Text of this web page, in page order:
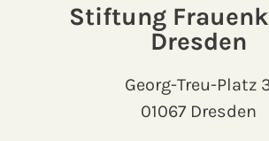
Stiftung
Dresden
Georg-Treu-Platz
01067 Dresden